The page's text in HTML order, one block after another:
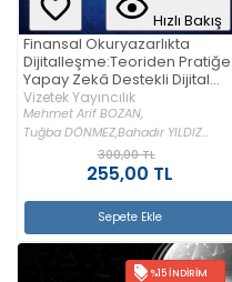
Hızlı Bakış
Finansal Okuryazarlıkta
Dijitalleşme:Teoriden Pratiğe
Yapay Zekâ Destekli Dijital
Öyküleme
Vizetek Yayıncılık
Mehmet Arif BOZAN,
Tuğba DÖNMEZ,Bahadır YILDIZ...
300,00 TL
255,00 TL
Sepete Ekle
%15 İNDIRIM